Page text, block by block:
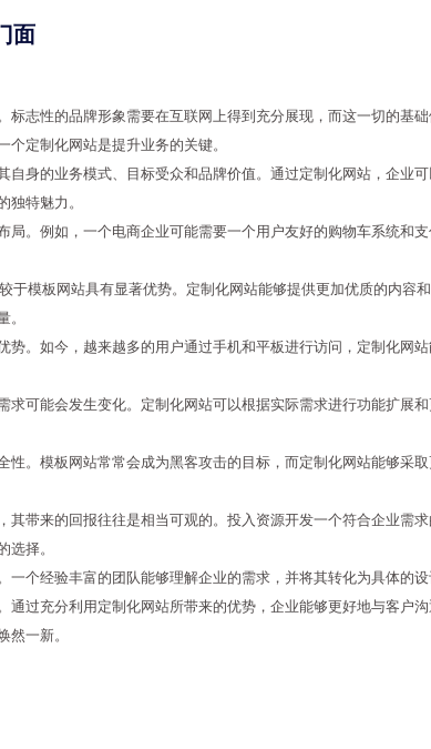
面
志性的品牌形象需要在互联网上得到充分展现，而这一切的
定制化网站是提升业务的关键。
自身的业务模式、目标受众和品牌价值。通过定制化网站，企
独特魅力。
局。例如，一个电商企业可能需要一个用户友好的购物车系统
于模板网站具有显著优势。定制化网站能够提供更加优质的内
。
势。如今，越来越多的用户通过手机和平板进行访问，定制化
求可能会发生变化。定制化网站可以根据实际需求进行功能扩
性。模板网站常常会成为黑客攻击的目标，而定制化网站能够
其带来的回报往往是相当可观的。投入资源开发一个符合企业
选择。
个经验丰富的团队能够理解企业的需求，并将其转化为具体的
通过充分利用定制化网站所带来的优势，企业能够更好地与客
然一新。